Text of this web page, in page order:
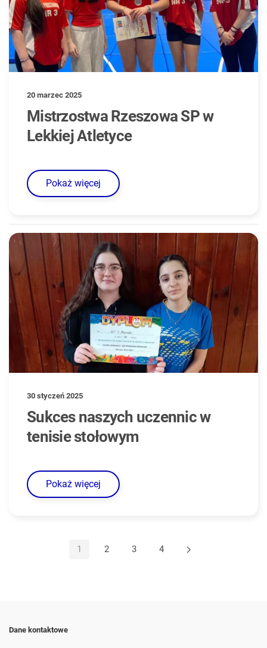
20 marzec 2025
Mistrzostwa Rzeszowa SP w
Lekkiej Atletyce
Pokaż więcej
30 styczeń 2025
Sukces naszych uczennic w
tenisie stołowym
Pokaż więcej
1 2 3 4
Dane kontaktowe